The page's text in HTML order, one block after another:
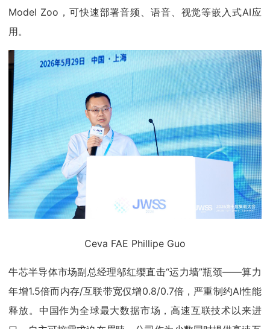
Model Zoo，可快速部署音频、语音、视觉等嵌入式AI应
用。
Ceva FAE Phillipe Guo
牛芯半导体市场副总经理邬红缨直击“运力墙”瓶颈——算力
年增1.5倍而内存/互联带宽仅增0.8/0.7倍，严重制约AI性能
释放。中国作为全球最大数据市场，高速互联技术以来进